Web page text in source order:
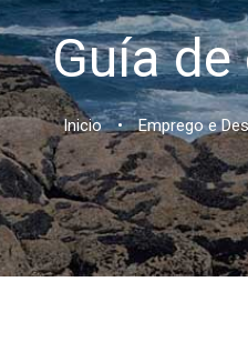
Guía
Inicio • Emprego e